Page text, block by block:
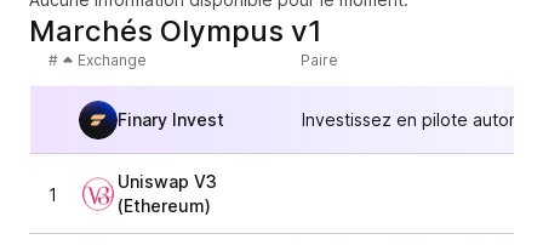
Marchés Olympus v1
# Exchange Paire
Finary Invest Investissez en pilote
1
Uniswap V3
(Ethereum)